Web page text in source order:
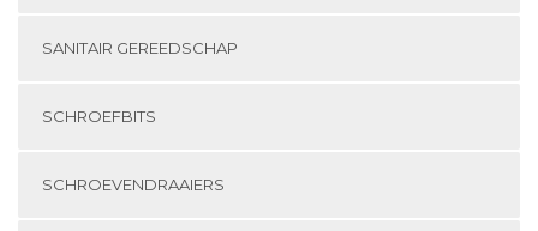
SANITAIR GEREEDSCHAP
SCHROEFBITS
SCHROEVENDRAAIERS